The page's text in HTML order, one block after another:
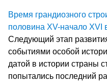
Время грандиозного
половина XV-начало XVI
Следующий этап
событиями особой
датой в истории страны
попытались последний